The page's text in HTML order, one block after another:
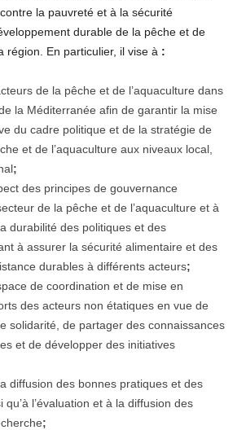
la pauvreté et à la sécurité
durable de la pêche et de
région. En particulier, il vise à :
de la pêche et de l’aquaculture dans
la Méditerranée afin de garantir la mise
du cadre politique et de la stratégie de
et de l’aquaculture aux niveaux local,
;
des principes de gouvernance
de la pêche et de l’aquaculture et à
durabilité des politiques et des
à assurer la sécurité alimentaire et des
durables à différents acteurs;
de coordination et de mise en
des acteurs non étatiques en vue de
solidarité, de partager des connaissances
et de développer des initiatives
diffusion des bonnes pratiques et des
qu’à l’évaluation et à la diffusion des
;